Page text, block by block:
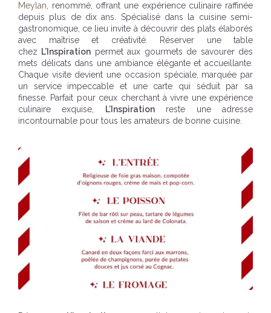
Meylan , renommé, offrant une expérience culinaire raffinée
depuis plus de dix ans. Spécialisé dans la cuisine semi-
gastronomique, ce lieu invite à découvrir des plats élaborés
avec maîtrise et créativité. Réserver une table
chez L’Inspiration permet aux gourmets de savourer des
mets délicats dans une ambiance élégante et accueillante.
Chaque visite devient une occasion spéciale, marquée par
un service impeccable et une carte qui séduit par sa
finesse. Parfait pour ceux cherchant à vivre une expérience
culinaire exquise,
L’Inspirationreste une adresse
incontournable pour tous les amateurs de bonne cuisine.